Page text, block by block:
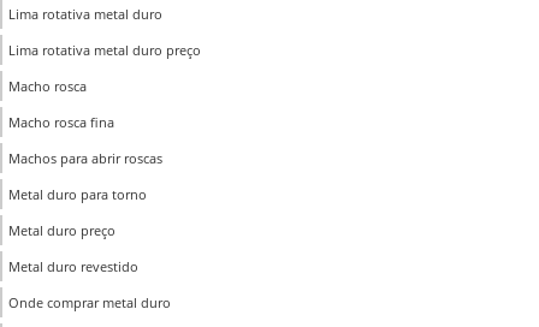
Lima rotativa metal duro
Lima rotativa metal duro preço
Macho rosca
Macho rosca fina
Machos para abrir roscas
Metal duro para torno
Metal duro preço
Metal duro revestido
Onde comprar metal duro